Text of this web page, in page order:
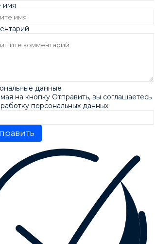
имя
данные
на кнопку Отправить, вы соглашаетесь
персональных данных